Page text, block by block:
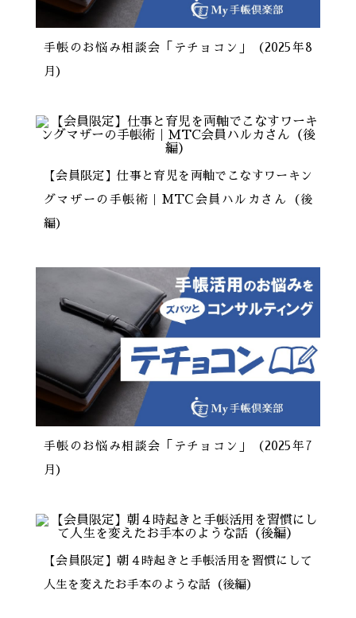
手帳のお悩み相談会「テチョコン」（2025年8
月）
【会員限定】仕事と育児を両軸でこなすワーキン
グマザーの手帳術｜MTC会員ハルカさん（後
編）
手帳のお悩み相談会「テチョコン」（2025年7
月）
【会員限定】朝４時起きと手帳活用を習慣にして
人生を変えたお手本のような話（後編）